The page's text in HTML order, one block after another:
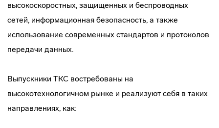
высокоскоростных, защищенных и беспроводных
сетей, информационная безопасность, а также
использование современных стандартов и протоколов
передачи данных.
Выпускники ТКС востребованы на
высокотехнологичном рынке и реализуют себя в таких
направлениях, как: